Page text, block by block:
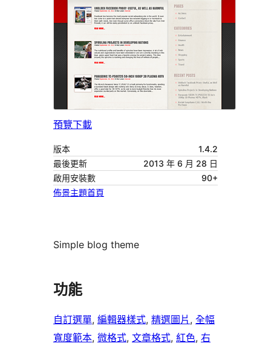
預覽下載
版本
1.4.2
最後更新
2013 年 6 月 28 日
啟用安裝數
90+
佈景主題首頁
Simple blog theme
功能
自訂選單, 編輯器樣式, 精選圖片 , 全幅
寬度範本, 微格式, 文章格式, 紅色, 右